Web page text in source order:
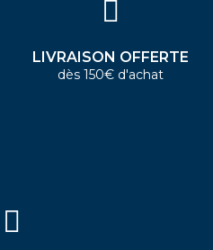
LIVRAISON OFFERTE
dès 150€ d'achat